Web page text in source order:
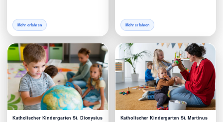
Mehr erfahren Mehr erfahren
Katholischer Kindergarten St. Dionysius Katholischer Kindergarten St. Martinus